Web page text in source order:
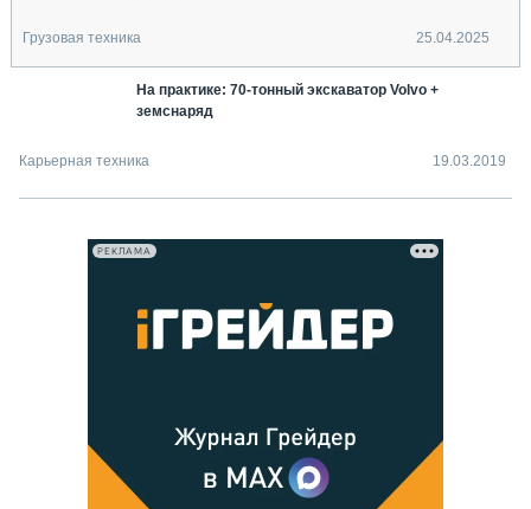
Грузовая техника 25.04.2025
На практике: 70-тонный экскаватор Volvo +
земснаряд
Карьерная техника 19.03.2019
РЕКЛАМА